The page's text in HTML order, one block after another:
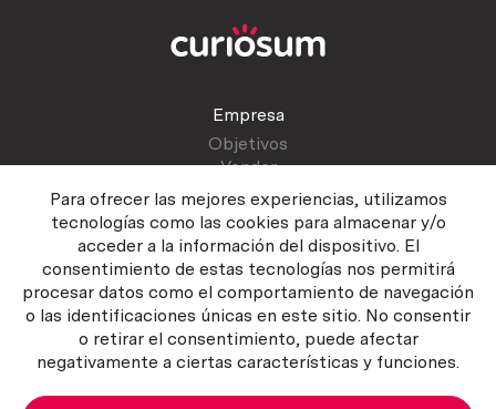
Para ofrecer las mejores experiencias, utilizamos
tecnologías como las cookies para almacenar y/o
acceder a la información del dispositivo. El
consentimiento de estas tecnologías nos permitirá
procesar datos como el comportamiento de navegación
o las identificaciones únicas en este sitio. No consentir
o retirar el consentimiento, puede afectar
negativamente a ciertas características y funciones.
Empresa
Objetivos
Vender
Atención al cliente
Contactar
Manual del vendedor